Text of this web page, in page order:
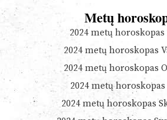
Metų
2024 metų
2024 metų horoskopas
2024 metų horoskopas
2024 metų
2024 metų horoskopas